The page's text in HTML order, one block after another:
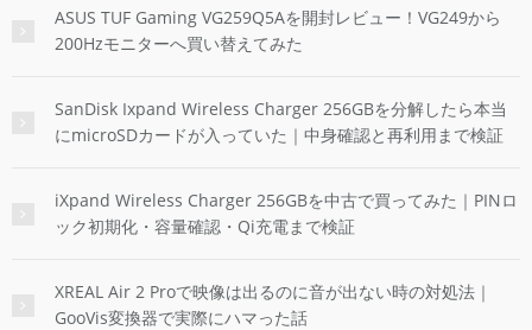
ASUS TUF Gaming VG259Q5Aを開封レビュー！VG249から
200Hzモニターへ買い替えてみた
SanDisk Ixpand Wireless Charger 256GBを分解したら本当
にmicroSDカードが入っていた｜中身確認と再利用まで検証
iXpand Wireless Charger 256GBを中古で買ってみた｜PINロ
ック初期化・容量確認・Qi充電まで検証
XREAL Air 2 Proで映像は出るのに音が出ない時の対処法｜
GooVis変換器で実際にハマった話